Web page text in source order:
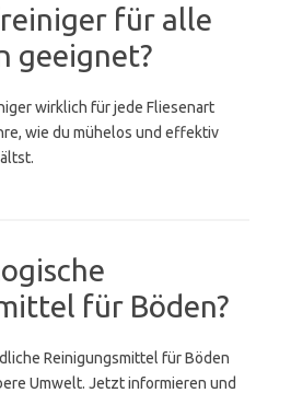
für alle
geeignet?
wirklich für jede Fliesenart
wie du mühelos und effektiv
für Böden?
Reinigungsmittel für Böden
Umwelt. Jetzt informieren und